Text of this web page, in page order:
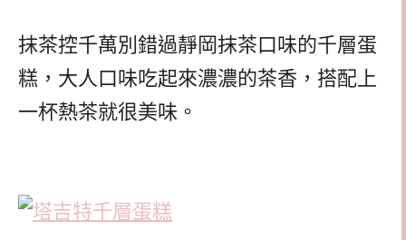
抹茶控千萬別錯過靜岡抹茶口味的千層蛋
糕，大人口味吃起來濃濃的茶香，搭配上
一杯熱茶就很美味。